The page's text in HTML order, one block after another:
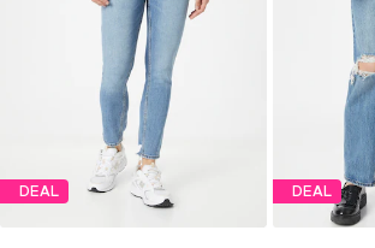
DEAL DEAL